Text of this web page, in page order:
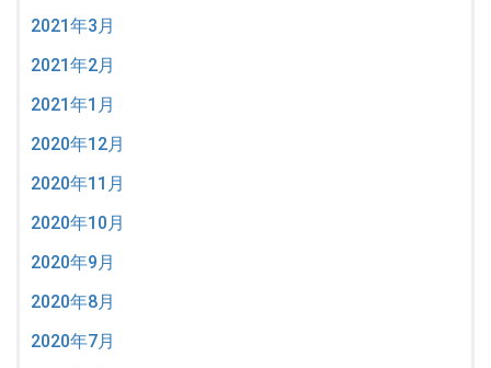
2021年3月
2021年2月
2021年1月
2020年12月
2020年11月
2020年10月
2020年9月
2020年8月
2020年7月